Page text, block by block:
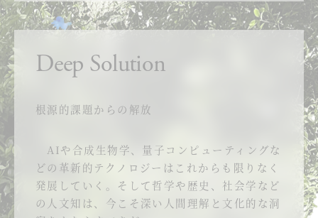
Deep Solution
根源的課題からの解放
AIや合成生物学、量子コンピューティングな
どの革新的テクノロジーはこれからも限りなく
発展していく。そして哲学や歴史、社会学など
の人文知は、今こそ深い人間理解と文化的な洞